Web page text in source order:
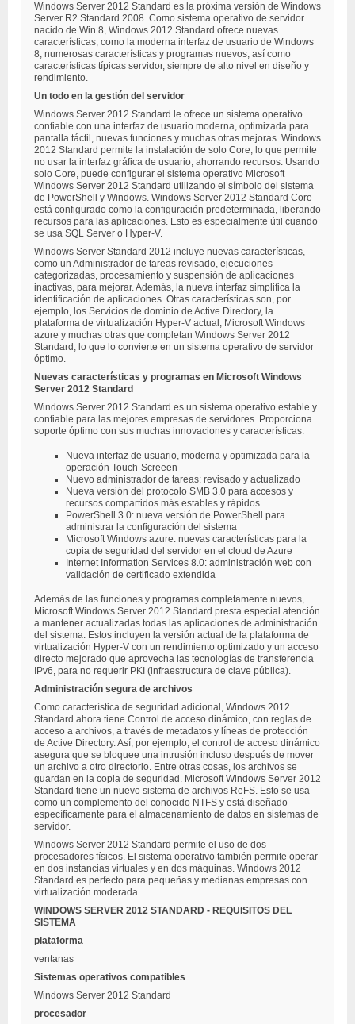
Windows Server 2012 Standard es la próxima versión de Windows
Server R2 Standard 2008. Como sistema operativo de servidor
nacido de Win 8, Windows 2012 Standard ofrece nuevas
características, como la moderna interfaz de usuario de Windows
8, numerosas características y programas nuevos, así como
características típicas servidor, siempre de alto nivel en diseño y
rendimiento.
Un todo en la gestión del servidor
Windows Server 2012 Standard le ofrece un sistema operativo
confiable con una interfaz de usuario moderna, optimizada para
pantalla táctil, nuevas funciones y muchas otras mejoras. Windows
2012 Standard permite la instalación de solo Core, lo que permite
no usar la interfaz gráfica de usuario, ahorrando recursos. Usando
solo Core, puede configurar el sistema operativo Microsoft
Windows Server 2012 Standard utilizando el símbolo del sistema
de PowerShell y Windows. Windows Server 2012 Standard Core
está configurado como la configuración predeterminada, liberando
recursos para las aplicaciones. Esto es especialmente útil cuando
se usa SQL Server o Hyper-V.
Windows Server Standard 2012 incluye nuevas características,
como un Administrador de tareas revisado, ejecuciones
categorizadas, procesamiento y suspensión de aplicaciones
inactivas, para mejorar. Además, la nueva interfaz simplifica la
identificación de aplicaciones. Otras características son, por
ejemplo, los Servicios de dominio de Active Directory, la
plataforma de virtualización Hyper-V actual, Microsoft Windows
azure y muchas otras que completan Windows Server 2012
Standard, lo que lo convierte en un sistema operativo de servidor
óptimo.
Nuevas características y programas en Microsoft Windows
Server 2012 Standard
Windows Server 2012 Standard es un sistema operativo estable y
confiable para las mejores empresas de servidores. Proporciona
soporte óptimo con sus muchas innovaciones y características:
Nueva interfaz de usuario, moderna y optimizada para la
operación Touch-Screeen
Nuevo administrador de tareas: revisado y actualizado
Nueva versión del protocolo SMB 3.0 para accesos y
recursos compartidos más estables y rápidos
PowerShell 3.0: nueva versión de PowerShell para
administrar la configuración del sistema
Microsoft Windows azure: nuevas características para la
copia de seguridad del servidor en el cloud de Azure
Internet Information Services 8.0: administración web con
validación de certificado extendida
Además de las funciones y programas completamente nuevos,
Microsoft Windows Server 2012 Standard presta especial atención
a mantener actualizadas todas las aplicaciones de administración
del sistema. Estos incluyen la versión actual de la plataforma de
virtualización Hyper-V con un rendimiento optimizado y un acceso
directo mejorado que aprovecha las tecnologías de transferencia
IPv6, para no requerir PKI (infraestructura de clave pública).
Administración segura de archivos
Como característica de seguridad adicional, Windows 2012
Standard ahora tiene Control de acceso dinámico, con reglas de
acceso a archivos, a través de metadatos y líneas de protección
de Active Directory. Así, por ejemplo, el control de acceso dinámico
asegura que se bloquee una intrusión incluso después de mover
un archivo a otro directorio. Entre otras cosas, los archivos se
guardan en la copia de seguridad. Microsoft Windows Server 2012
Standard tiene un nuevo sistema de archivos ReFS. Esto se usa
como un complemento del conocido NTFS y está diseñado
específicamente para el almacenamiento de datos en sistemas de
servidor.
Windows Server 2012 Standard permite el uso de dos
procesadores físicos. El sistema operativo también permite operar
en dos instancias virtuales y en dos máquinas. Windows 2012
Standard es perfecto para pequeñas y medianas empresas con
virtualización moderada.
WINDOWS SERVER 2012 STANDARD - REQUISITOS DEL
SISTEMA
plataforma
ventanas
Sistemas operativos compatibles
Windows Server 2012 Standard
procesador